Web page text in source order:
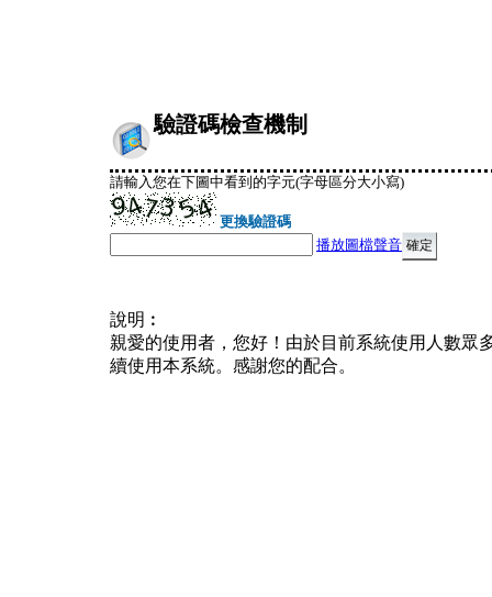
驗證碼檢查機制
請輸入您在下圖中看到的字元(字母區分大小寫)
更換驗證碼
播放圖檔聲音
說明︰
親愛的使用者，您好！由於目前系統使用人數眾
續使用本系統。感謝您的配合。